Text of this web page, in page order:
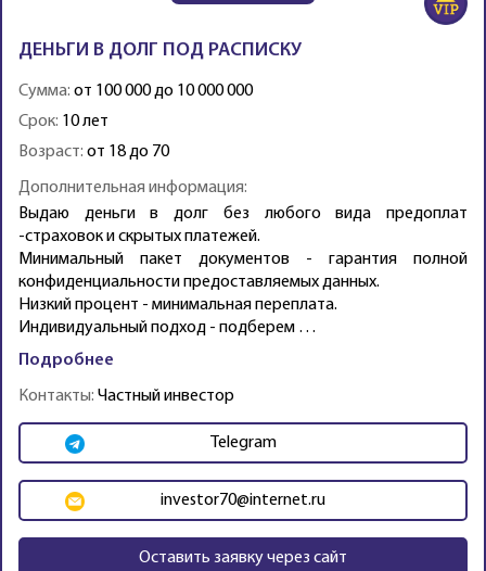
ДЕНЬГИ В ДОЛГ ПОД РАСПИСКУ
Сумма: от 100 000 до 10 000 000
Срок: 10 лет
Возраст: от 18 до 70
Дополнительная информация:
Выдаю деньги в долг без любого вида предоплат
-страховок и скрытых платежей.
Минимальный пакет документов - гарантия полной
конфиденциальности предоставляемых данных.
Низкий процент - минимальная переплата.
Индивидуальный подход - подберем …
Подробнее
Контакты: Частный инвестор
Telegram
investor70@internet.ru
Оставить заявку через сайт